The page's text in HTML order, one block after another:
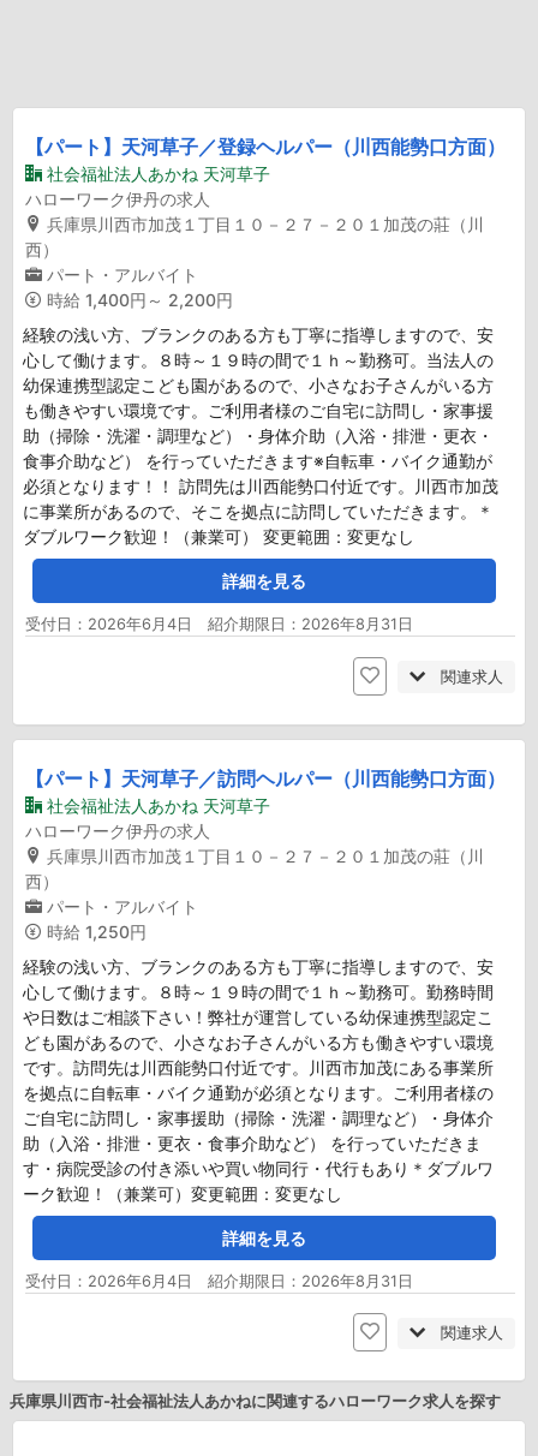
【パート】天河草子／登録ヘルパー（川西能勢口方面）
社会福祉法人あかね 天河草子
ハローワーク伊丹の求人
兵庫県川西市加茂１丁目１０－２７－２０１加茂の莊（川
西）
パート・アルバイト
時給 1,400円～ 2,200円
経験の浅い方、ブランクのある方も丁寧に指導しますので、安
心して働けます。８時～１９時の間で１ｈ～勤務可。当法人の
幼保連携型認定こども園があるので、小さなお子さんがいる方
も働きやすい環境です。ご利用者様のご自宅に訪問し・家事援
助（掃除・洗濯・調理など）・身体介助（入浴・排泄・更衣・
食事介助など） を行っていただきます※自転車・バイク通勤が
必須となります！！ 訪問先は川西能勢口付近です。川西市加茂
に事業所があるので、そこを拠点に訪問していただきます。＊
ダブルワーク歓迎！（兼業可） 変更範囲：変更なし
詳細を見る
受付日：2026年6月4日 紹介期限日：2026年8月31日
関連求人
【パート】天河草子／訪問ヘルパー（川西能勢口方面）
社会福祉法人あかね 天河草子
ハローワーク伊丹の求人
兵庫県川西市加茂１丁目１０－２７－２０１加茂の莊（川
西）
パート・アルバイト
時給 1,250円
経験の浅い方、ブランクのある方も丁寧に指導しますので、安
心して働けます。８時～１９時の間で１ｈ～勤務可。勤務時間
や日数はご相談下さい！弊社が運営している幼保連携型認定こ
ども園があるので、小さなお子さんがいる方も働きやすい環境
です。訪問先は川西能勢口付近です。川西市加茂にある事業所
を拠点に自転車・バイク通勤が必須となります。ご利用者様の
ご自宅に訪問し・家事援助（掃除・洗濯・調理など）・身体介
助（入浴・排泄・更衣・食事介助など） を行っていただきま
す・病院受診の付き添いや買い物同行・代行もあり＊ダブルワ
ーク歓迎！（兼業可）変更範囲：変更なし
詳細を見る
受付日：2026年6月4日 紹介期限日：2026年8月31日
関連求人
兵庫県川西市-社会福祉法人あかねに関連するハローワーク求人を探す